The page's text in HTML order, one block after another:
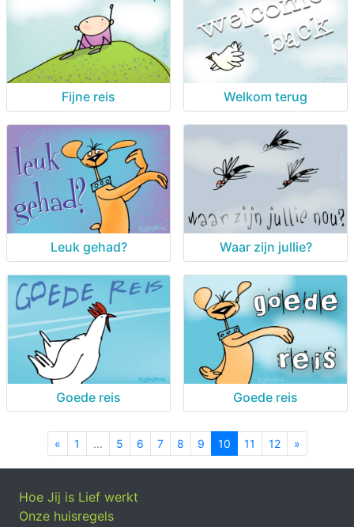
Fijne reis Welkom terug
Leuk gehad? Waar zijn jullie?
Goede reis Goede reis
« Previous
1 ... 5 6 7 8 9 10 11 12 »
Hoe Jij is Lief werkt
Onze huisregels